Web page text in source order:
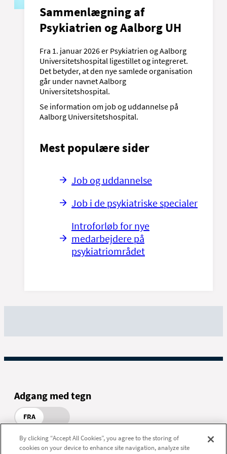
Sammenlægning af
Psykiatrien og Aalborg UH
Fra 1. januar 2026 er Psykiatrien og Aalborg
Universitetshospital ligestillet og integreret.
Det betyder, at den nye samlede organisation
går under navnet Aalborg
Universitetshospital.
Se information om job og uddannelse på
Aalborg Universitetshospital.
Mest populære sider
Job og uddannelse
Job i de psykiatriske specialer
Introforløb for nye
medarbejdere på
psykiatriområdet
Adgang med tegn
FRA
By clicking “Accept All Cookies”, you agree to the storing of
cookies on your device to enhance site navigation, analyze site